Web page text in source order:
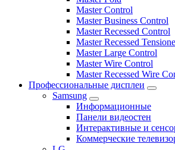
Master Control
Master Business Control
Master Recessed Control
Master Recessed
Master Large Control
Master Wire Control
Master Recessed Wire
Профессиональные дисплеи
Samsung
Информационные
Панели видеостен
Интерактивные и
Коммерческие